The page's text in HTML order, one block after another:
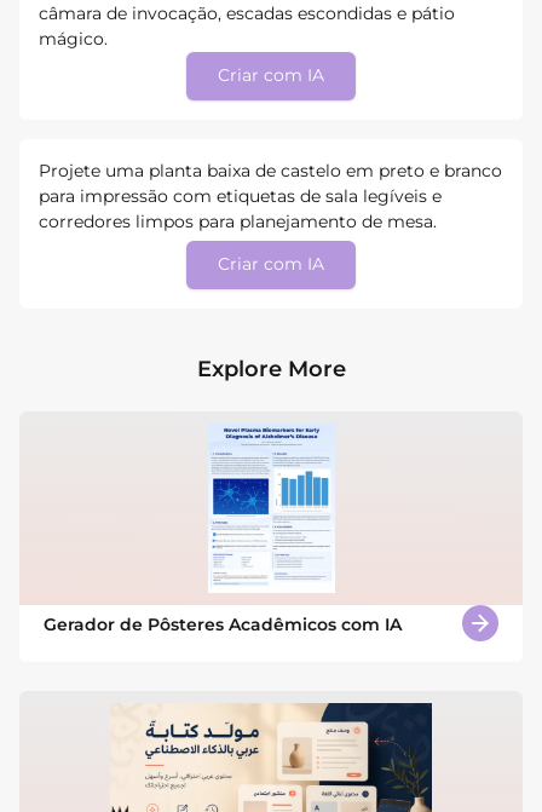
câmara de invocação, escadas escondidas e pátio
mágico.
Criar com IA
Projete uma planta baixa de castelo em preto e branco
para impressão com etiquetas de sala legíveis e
corredores limpos para planejamento de mesa.
Criar com IA
Explore More
Gerador de Pôsteres Acadêmicos com IA